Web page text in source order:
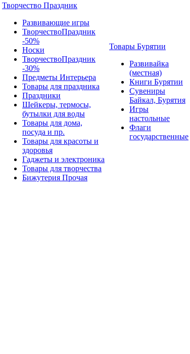
Творчество Праздник
Развивающие игры
ТворчествоПраздник
-50%
Носки
ТворчествоПраздник
-30%
Предметы Интерьера
Товары для праздника
Праздники
Шейкеры, термосы,
бутылки для воды
Товары для дома,
посуда и пр.
Товары для красоты и
здоровья
Гаджеты и электроника
Товары для творчества
Бижутерия Прочая
Товары Бурятии
Развивайка
(местная)
Книги Бурятии
Сувениры
Байкал, Бурятия
Игры
настольные
Флаги
государственные